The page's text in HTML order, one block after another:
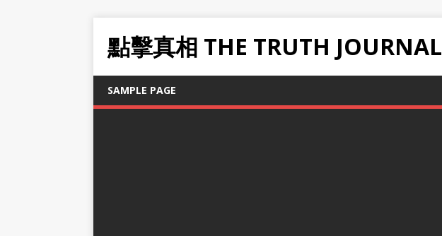
點擊真相 THE TRUTH JOURNAL
SAMPLE PAGE